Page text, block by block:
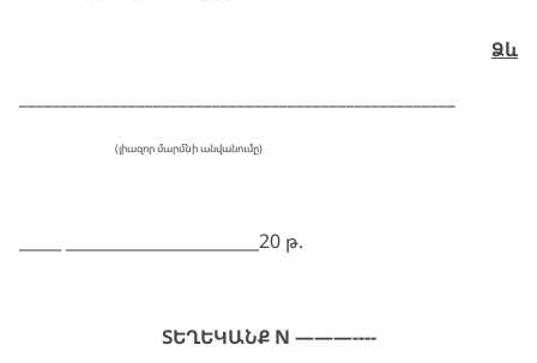
Ձև
(լիազոր մարմնի անվանումը)
_____ _______________________20 թ.
ՏԵՂԵԿԱՆՔ N ———----